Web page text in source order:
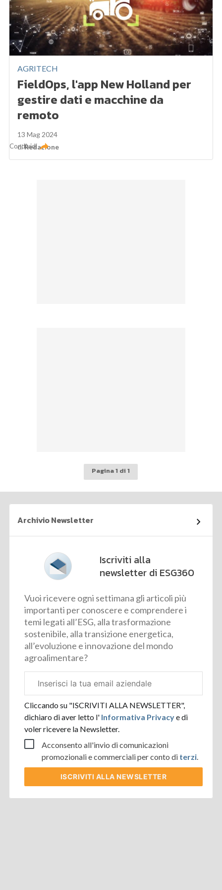
AGRITECH
FieldOps, l'app New Holland per
gestire dati e macchine da
remoto
13 Mag 2024
diRedazione
Condividi
Pagina 1 di 1
Archivio Newsletter
Iscriviti alla
newsletter di ESG360
Vuoi ricevere ogni settimana gli articoli più
importanti per conoscere e comprendere i
temi legati all’ESG, alla trasformazione
sostenibile, alla transizione energetica,
all’evoluzione e innovazione del mondo
agroalimentare?
aziendale
Cliccando su "ISCRIVITI ALLA NEWSLETTER",
dichiaro di aver letto l' Informativa Privacye di
voler ricevere la Newsletter.
Acconsento all'invio di comunicazioni
promozionali e commerciali per conto di terzi.
ISCRIVITI ALLA NEWSLETTER